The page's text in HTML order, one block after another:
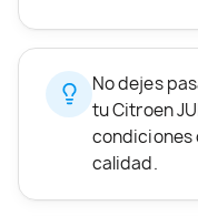
No dejes
tu Citroen
condiciones
calidad.